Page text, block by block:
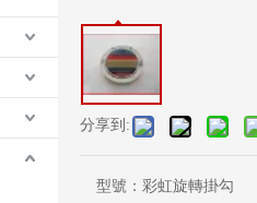
分享到:
型號： 彩虹旋轉掛勾